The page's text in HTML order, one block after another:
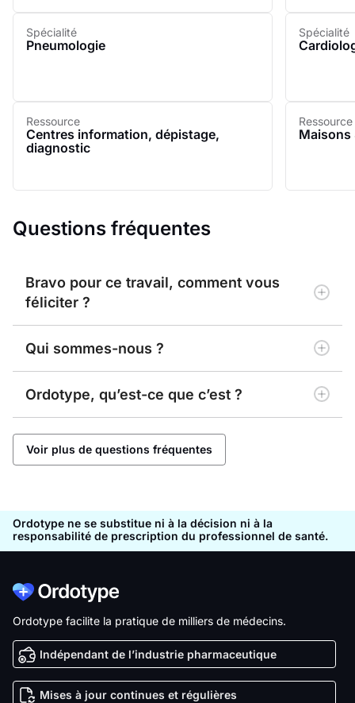
Spécialité
Pneumologie
Spécialité
Ressource
Centres information, dépistage,
diagnostic
Ressource
Maisons
Questions fréquentes
Bravo pour ce travail, comment vous
féliciter ?
Qui sommes-nous ?
Ordotype, qu’est-ce que c’est ?
Voir plus de questions fréquentes
Ordotype ne se substitue ni à la décision ni à la
responsabilité de prescription du professionnel de santé.
Ordotype facilite la pratique de milliers de médecins.
Indépendant de l’industrie pharmaceutique
Mises à jour continues et régulières